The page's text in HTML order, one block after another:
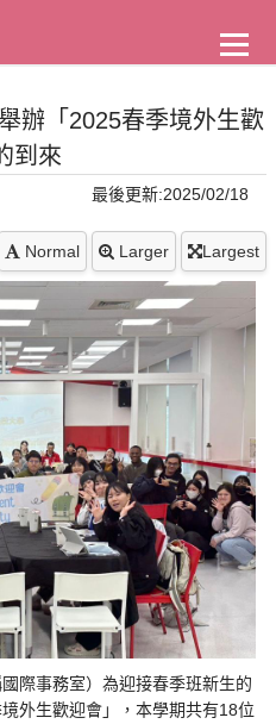
辦「2025春季境外生歡
到來
最後更新:2025/02/18
Normal Larger Largest
際事務室）為迎接春季班新生的
外生歡迎會」，本學期共有18位